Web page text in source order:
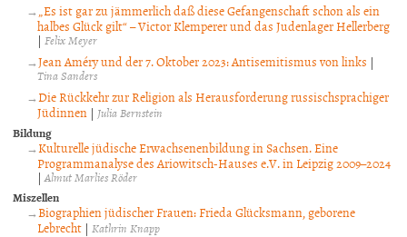
„Es ist gar zu jämmerlich daß diese Gefangenschaft schon als ein
halbes Glück gilt“ – Victor Klemperer und das Judenlager Hellerberg
| Felix Meyer
Jean Améry und der 7. Oktober 2023: Antisemitismus von links |
Tina Sanders
Die Rückkehr zur Religion als Herausforderung russischsprachiger
Jüdinnen | Julia Bernstein
Bildung
Kulturelle jüdische Erwachsenenbildung in Sachsen. Eine
Programmanalyse des Ariowitsch-Hauses e.V. in Leipzig 2009–2024
|Almut Marlies Röder
Miszellen
Biographien jüdischer Frauen: Frieda Glücksmann, geborene
Lebrecht | Kathrin Knapp